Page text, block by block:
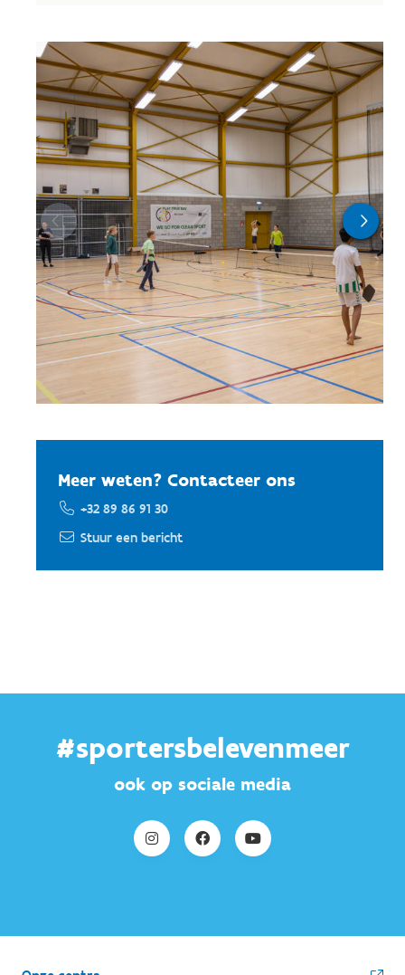
Meer weten? Contacteer ons
+32 89 86 91 30
Stuur een bericht
#sportersbelevenmeer
ook op sociale media